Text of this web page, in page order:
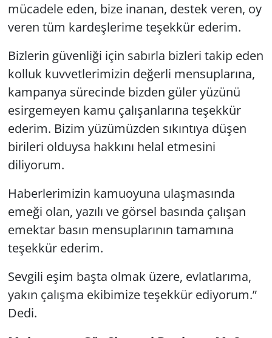
mücadele eden, bize inanan, destek veren, oy
veren tüm kardeşlerime teşekkür ederim.
Bizlerin güvenliği için sabırla bizleri takip eden
kolluk kuvvetlerimizin değerli mensuplarına,
kampanya sürecinde bizden güler yüzünü
esirgemeyen kamu çalışanlarına teşekkür
ederim. Bizim yüzümüzden sıkıntıya düşen
birileri olduysa hakkını helal etmesini
diliyorum.
Haberlerimizin kamuoyuna ulaşmasında
emeği olan, yazılı ve görsel basında çalışan
emektar basın mensuplarının tamamına
teşekkür ederim.
Sevgili eşim başta olmak üzere, evlatlarıma,
yakın çalışma ekibimize teşekkür ediyorum.”
Dedi.